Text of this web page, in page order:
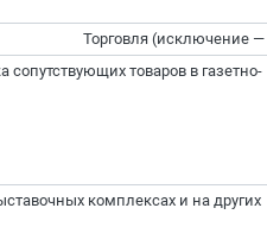
Торговля (исключение
товаров в газетно-
комплексах и на других